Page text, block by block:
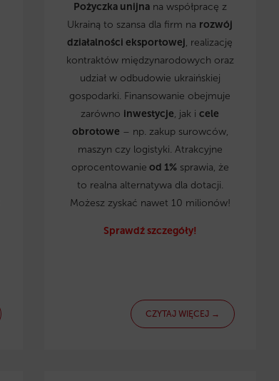
Pożyczka unijnana współpracę z
Ukrainą to szansa dla firm na rozwój
działalności eksportowej, realizację
kontraktów międzynarodowych oraz
udział w odbudowie ukraińskiej
gospodarki. Finansowanie obejmuje
zarówno inwestycje, jak icele
obrotowe – np. zakup surowców,
maszyn czy logistyki. Atrakcyjne
oprocentowanie od 1%sprawia, że
to realna alternatywa dla dotacji.
Możesz zyskać nawet 10 milionów!
Sprawdź szczegóły!
CZYTAJ WIĘCEJ →